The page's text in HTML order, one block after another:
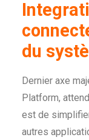
du
Dernier axe
Platform,
est de
autres